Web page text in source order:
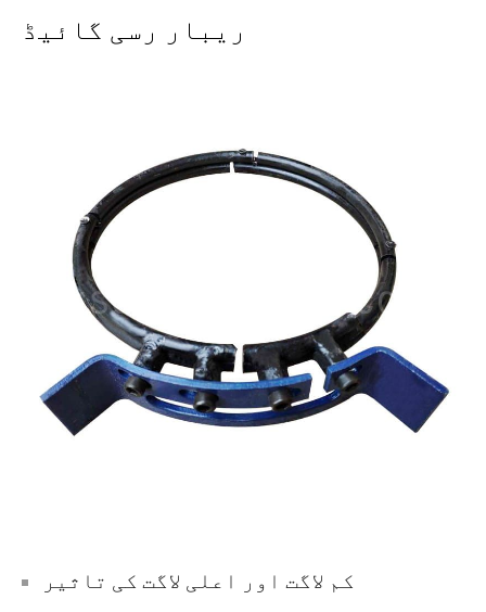
ریبار رسی گائیڈ
کم لاگت اور اعلی لاگت کی تاثیر